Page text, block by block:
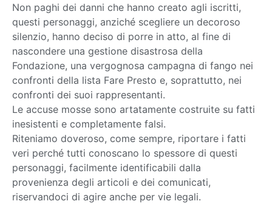
Non paghi dei danni che hanno creato agli iscritti,
questi personaggi, anziché scegliere un decoroso
silenzio, hanno deciso di porre in atto, al fine di
nascondere una gestione disastrosa della
Fondazione, una vergognosa campagna di fango nei
confronti della lista Fare Presto e, soprattutto, nei
confronti dei suoi rappresentanti.
Le accuse mosse sono artatamente costruite su fatti
inesistenti e completamente falsi.
Riteniamo doveroso, come sempre, riportare i fatti
veri perché tutti conoscano lo spessore di questi
personaggi, facilmente identificabili dalla
provenienza degli articoli e dei comunicati,
riservandoci di agire anche per vie legali.